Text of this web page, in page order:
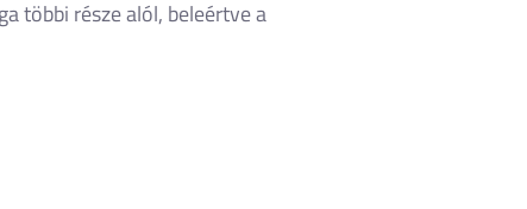
többi része alól, beleértve a